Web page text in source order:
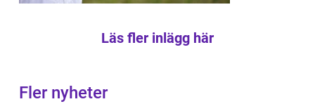
Läs fler inlägg här
Fler nyheter